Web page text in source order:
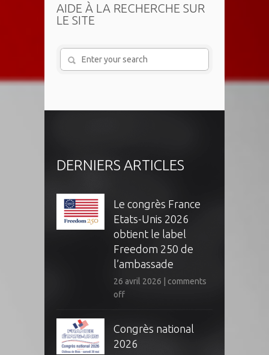
AIDE À LA RECHERCHE SUR
LE SITE
DERNIERS ARTICLES
Le congrès France
Etats-Unis 2026
obtient le label
Freedom 250 de
l’ambassade
26 avril 2026 | comments
off
Congrès national
2026